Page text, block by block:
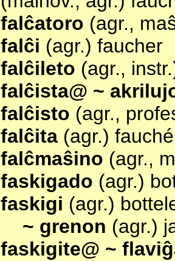
falĉatoro (agr.,
falĉi (agr.) faucher
falĉileto (agr.,
falĉista@ ~
falĉisto (agr.,
falĉita (agr.) fauché
falĉmaŝino (agr.,
faskigado (agr.)
faskigi (agr.)
~ grenon (agr.)
faskigite@ ~